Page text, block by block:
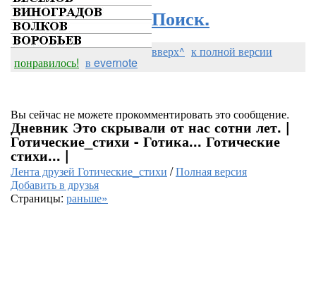
Поиск.
вверх^ к полной версии
понравилось! в evernote
Вы сейчас не можете прокомментировать это сообщение.
Дневник Это скрывали от нас сотни лет. |
Готические_стихи - Готика... Готические
стихи... |
Лента друзей Готические_стихи /Полная версия
Добавить в друзья
Страницы: раньше»